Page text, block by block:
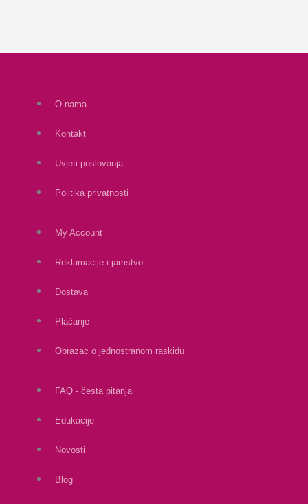
O nama
Kontakt
Uvjeti poslovanja
Politika privatnosti
My Account
Reklamacije i jamstvo
Dostava
Plaćanje
Obrazac o jednostranom raskidu
FAQ - česta pitanja
Edukacije
Novosti
Blog